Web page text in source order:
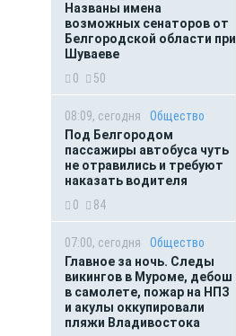
Названы имена
возможных сенаторов от
Белгородской области при
Шуваеве
0
50
08:09, сегодня
Общество
Под Белгородом
пассажиры автобуса чуть
не отравились и требуют
наказать водителя
0
84
07:00, сегодня
Общество
Главное за ночь. Следы
викингов в Муроме, дебош
в самолете, пожар на НПЗ
и акулы оккупировали
пляжи Владивостока